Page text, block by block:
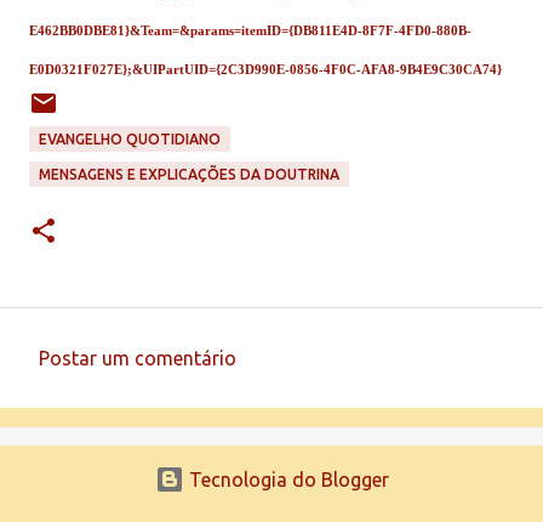
E462BB0DBE81}&Team=&params=itemID={DB811E4D-8F7F-4FD0-880B-
E0D0321F027E};&UIPartUID={2C3D990E-0856-4F0C-AFA8-9B4E9C30CA74}
EVANGELHO QUOTIDIANO
MENSAGENS E EXPLICAÇÕES DA DOUTRINA
Postar um comentário
Tecnologia do Blogger